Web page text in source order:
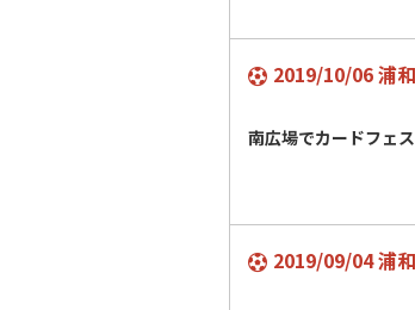
2019/10/06 浦
南広場でカードフェ
2019/09/04 浦